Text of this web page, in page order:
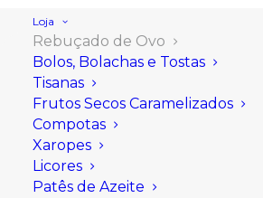
Loja
Rebuçado de Ovo
Bolos, Bolachas e Tostas
Tisanas
Frutos Secos Caramelizados
Compotas
Xaropes
Licores
Patês de Azeite